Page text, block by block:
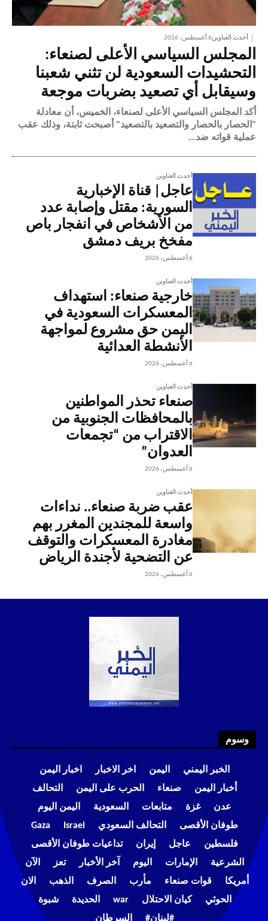
أحدث العناوين6 أغسطس، 2026
المجلس السياسي الأعلى لصنعاء:
التحشيدات السعودية لن تثني شعبنا
وسيقابل أي تصعيد بضربات موجعة
أكد المجلس السياسي الأعلى لصنعاء، الخميس، أن معادلة
"الحصار بالحصار والتصعيد بالتصعيد" أصبحت ثابتة، وذلك عقب
عملية قواته ضد...
أحدث العناوين
عاجل| قناة الإخبارية
السورية: مقتل وإصابة عدد
من الأشخاص في انفجار باص
مفخخ بريف دمشق
6 أغسطس، 2026
أحدث العناوين
خارجية صنعاء: استهداف
المعسكرات السعودية في
اليمن حق مشروع لمواجهة
الأنشطة العدائية
6 أغسطس، 2026
أحدث العناوين
صنعاء تحذر المواطنين
بالمحافظات الجنوبية من
الاقتراب من “تجمعات
العدوان”
6 أغسطس، 2026
أحدث العناوين
عقب ضربة صنعاء.. نداءات
واسعة للمجندين المغرر بهم
مغادرة المعسكرات والتوقف
عن التضحية لأجندة الرياض
6 أغسطس، 2026
وسوم
الخبر اليمني اليمن اخر الاخبار
اخبار اليمن
أخبار اليمن
صنعاء الحرب على اليمن
التحالف
عدن
غزة متابعات السعودية
اليمن اليوم
طوفان الأقصى
التحالف السعودي Israel
Gaza
فلسطين
عاجل إيران
تداعيات طوفان الأقصى
الشرعية
الإمارات اليوم آخر الأخبار تعز
الآن
أمريكا
قوات صنعاء مأرب الصرف الذهب
الان
الحوثي
كيان الاحتلال war الحديدة
شبوة
#لبنان#
السرطان